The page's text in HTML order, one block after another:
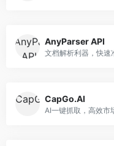
AnyParser API
文档解析利器，快速
CapGo.AI
AI一键抓取，高效市